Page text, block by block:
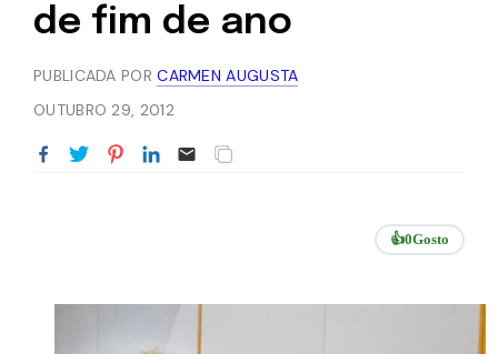
de fim de ano
PUBLICADA PORCARMEN AUGUSTA
OUTUBRO 29, 2012
👍0Gosto